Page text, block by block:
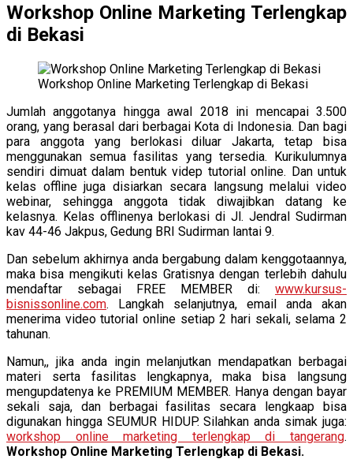
Workshop Online Marketing Terlengkap
di Bekasi
Workshop Online Marketing Terlengkap di Bekasi
Jumlah anggotanya hingga awal 2018 ini mencapai 3.500
orang, yang berasal dari berbagai Kota di Indonesia. Dan bagi
para anggota yang berlokasi diluar Jakarta, tetap bisa
menggunakan semua fasilitas yang tersedia. Kurikulumnya
sendiri dimuat dalam bentuk videp tutorial online. Dan untuk
kelas offline juga disiarkan secara langsung melalui video
webinar, sehingga anggota tidak diwajibkan datang ke
kelasnya. Kelas offlinenya berlokasi di Jl. Jendral Sudirman
kav 44-46 Jakpus, Gedung BRI Sudirman lantai 9.
Dan sebelum akhirnya anda bergabung dalam kenggotaannya,
maka bisa mengikuti kelas Gratisnya dengan terlebih dahulu
mendaftar sebagai FREE MEMBER di: www.kursus-
bisnissonline.com. Langkah selanjutnya, email anda akan
menerima video tutorial online setiap 2 hari sekali, selama 2
tahunan.
Namun,, jika anda ingin melanjutkan mendapatkan berbagai
materi serta fasilitas lengkapnya, maka bisa langsung
mengupdatenya ke PREMIUM MEMBER. Hanya dengan bayar
sekali saja, dan berbagai fasilitas secara lengkaap bisa
digunakan hingga SEUMUR HIDUP. Silahkan anda simak juga:
workshop online marketing terlengkap di tangerang.
Workshop Online Marketing Terlengkap di Bekasi.